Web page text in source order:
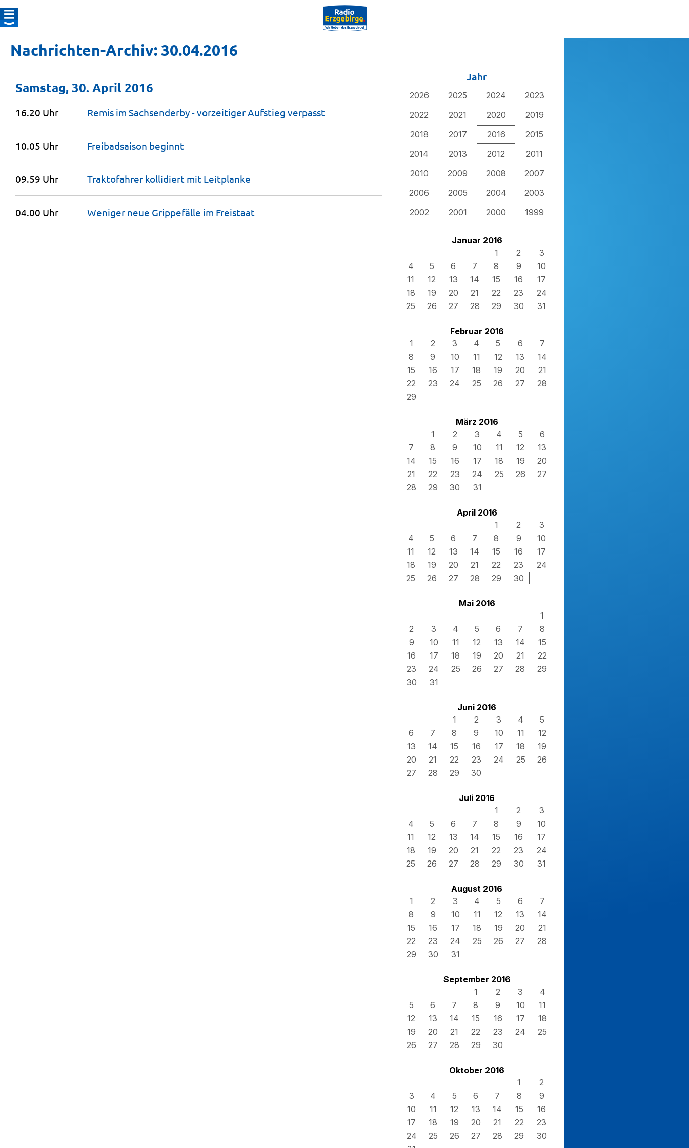
Nachrichten-Archiv: 30.04.2016
Jahr
2026 2025 2024
2023
2022
2021 2020
2019
2018
2017 2016
2015
2014
2013 2012
2011
2010
2009 2008
2007
2006
2005 2004
2003
2002
2001 2000 1999
Januar 2016
1
2
3
4
5 6 7 8 9
10
11
12 13 14 15 16
17
18
19 20 21 22 23
24
25
26 27 28 29 30 31
Februar 2016
1
2 3 4 5 6
7
8
9 10 11 12 13
14
15
16 17 18 19 20
21
22
23 24 25 26 27
28
29
März 2016
1
2 3 4 5
6
7
8 9 10 11 12
13
14
15 16 17 18 19
20
21
22 23 24 25 26
27
28
29 30 31
April 2016
1
2
3
4
5 6 7 8 9
10
11
12 13 14 15 16
17
18
19 20 21 22 23
24
25
26 27 28 29 30
Mai 2016
1
2
3 4 5 6 7
8
9
10 11 12 13 14
15
16
17 18 19 20 21
22
23
24 25 26 27 28
29
30
31
Juni 2016
1
2 3 4
5
6
7 8 9 10 11
12
13
14 15 16 17 18
19
20
21 22 23 24 25
26
27
28 29 30
Juli 2016
1
2
3
4
5 6 7 8 9
10
11
12 13 14 15 16
17
18
19 20 21 22 23
24
25
26 27 28 29 30 31
August 2016
1
2 3 4 5 6
7
8
9 10 11 12 13
14
15
16 17 18 19 20
21
22
23 24 25 26 27
28
29
30 31
September 2016
1
2 3
4
5
6 7 8 9 10
11
12
13 14 15 16 17
18
19
20 21 22 23 24
25
26
27 28 29 30
Oktober 2016
1
2
3
4 5 6 7 8
9
10
11 12 13 14 15
16
17
18 19 20 21 22
23
24
25 26 27 28 29
30
Samstag, 30. April 2016
16.20 Uhr Remis im Sachsenderby - vorzeitiger Aufstieg verpasst
10.05 Uhr Freibadsaison beginnt
09.59 Uhr Traktofahrer kollidiert mit Leitplanke
04.00 Uhr Weniger neue Grippefälle im Freistaat